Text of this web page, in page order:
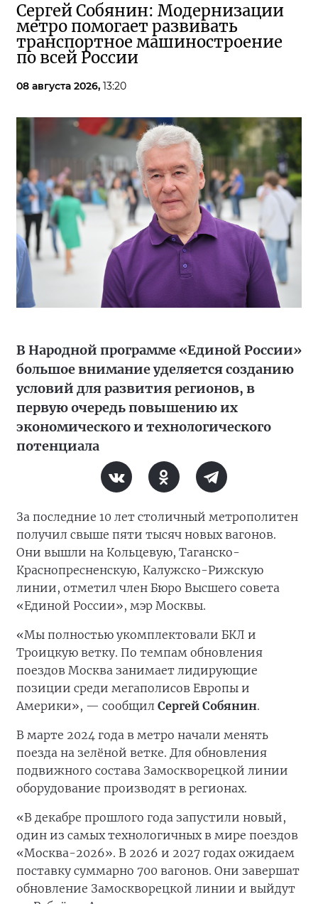
Сергей Собянин: Модернизации
метро помогает развивать
транспортное машиностроение
по всей России
08 августа 2026, 13:20
В Народной программе «Единой России»
большое внимание уделяется созданию
условий для развития регионов, в
первую очередь повышению их
экономического и технологического
потенциала
За последние 10 лет столичный метрополитен
получил свыше пяти тысяч новых вагонов.
Они вышли на Кольцевую, Таганско-
Краснопресненскую, Калужско-Рижскую
линии, отметил член Бюро Высшего совета
«Единой России», мэр Москвы.
«Мы полностью укомплектовали БКЛ и
Троицкую ветку. По темпам обновления
поездов Москва занимает лидирующие
позиции среди мегаполисов Европы и
Америки», — сообщил Сергей Собянин.
В марте 2024 года в метро начали менять
поезда на зелёной ветке. Для обновления
подвижного состава Замоскворецкой линии
оборудование производят в регионах.
«В декабре прошлого года запустили новый,
один из самых технологичных в мире поездов
«Москва-2026». В 2026 и 2027 годах ожидаем
поставку суммарно 700 вагонов. Они завершат
обновление Замоскворецкой линии и выйдут